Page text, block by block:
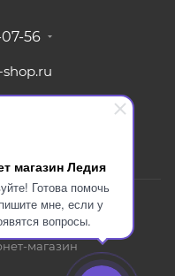
магазин Ледия
Готова помочь
мне, если у
вопросы.
56
магазин